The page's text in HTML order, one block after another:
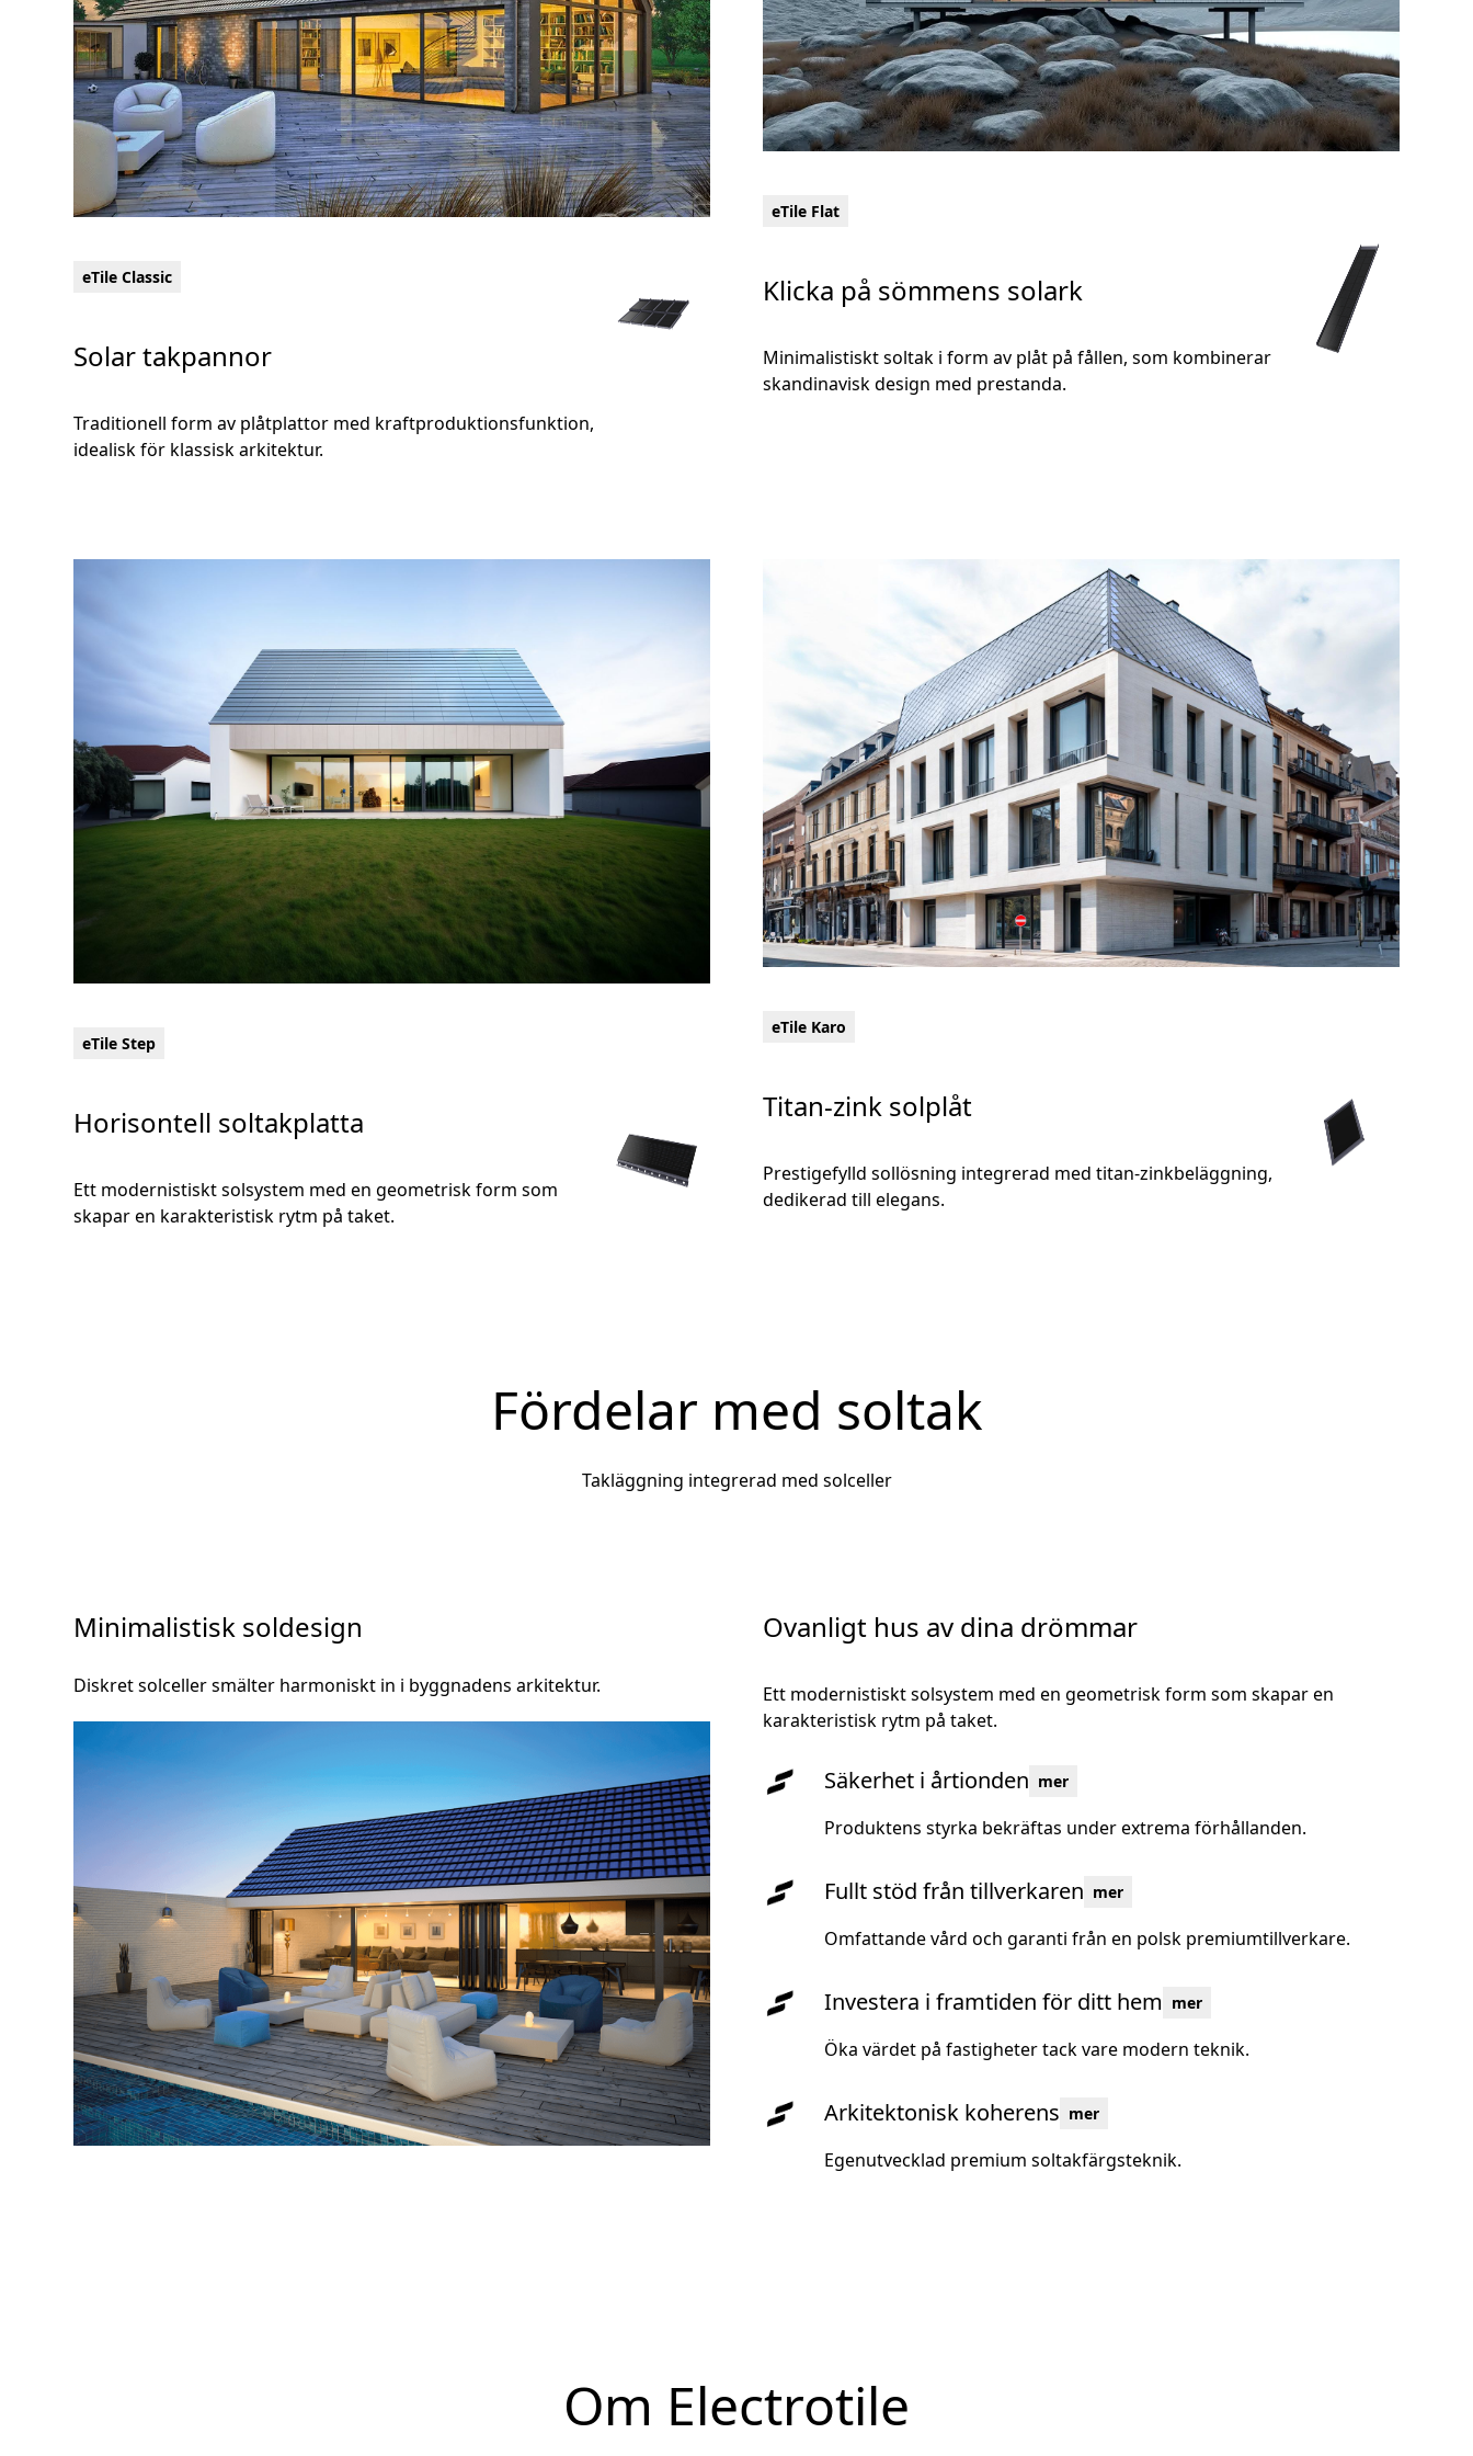
eTile Classic
Solar takpannor
Traditionell form av plåtplattor med kraftproduktionsfunktion,
idealisk för klassisk arkitektur.
eTile Flat
Klicka på sömmens solark
Minimalistiskt soltak i form av plåt på fållen, som kombinerar
skandinavisk design med prestanda.
eTile Step
Horisontell soltakplatta
Ett modernistiskt solsystem med en geometrisk form som
skapar en karakteristisk rytm på taket.
eTile Karo
Titan-zink solplåt
Prestigefylld sollösning integrerad med titan-zinkbeläggning,
dedikerad till elegans.
Fördelar med soltak
Takläggning integrerad med solceller
Minimalistisk soldesign
Diskret solceller smälter harmoniskt in i byggnadens arkitektur.
Ovanligt hus av dina drömmar
Ett modernistiskt solsystem med en geometrisk form som skapar en
karakteristisk rytm på taket.
Säkerhet i årtionden mer
Produktens styrka bekräftas under extrema förhållanden.
Fullt stöd från tillverkaren mer
Omfattande vård och garanti från en polsk premiumtillverkare.
Investera i framtiden för ditt hem mer
Öka värdet på fastigheter tack vare modern teknik.
Arkitektonisk koherens mer
Egenutvecklad premium soltakfärgsteknik.
Om Electrotile